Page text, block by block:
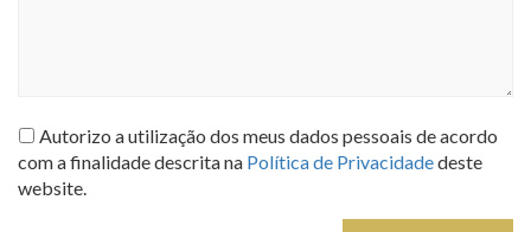
Autorizo a utilização dos meus dados pessoais de acordo
com a finalidade descrita na Política de Privacidadedeste
website.